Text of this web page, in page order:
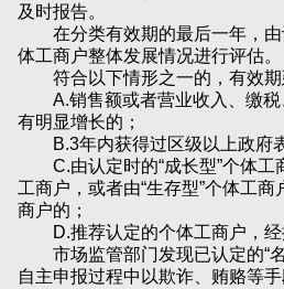
及时报告。
在分类有效期的最后一年，由
体工商户整体发展情况进行评估。
符合以下情形之一的，有效期
A.销售额或者营业收入、缴税
有明显增长的；
B.3年内获得过区级以上政府表
C.由认定时的“成长型”个体工
工商户，或者由“生存型”个体工商
商户的；
D.推荐认定的个体工商户，经
市场监管部门发现已认定的“名
自主申报过程中以欺诈、贿赂等